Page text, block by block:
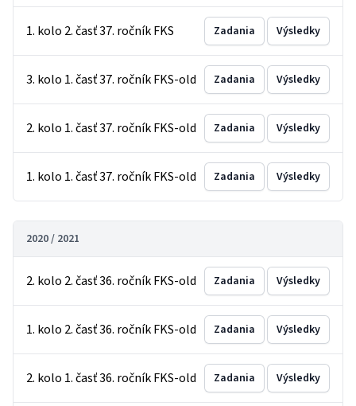
1. kolo 2. časť 37. ročník FKS Zadania Výsledky
3. kolo 1. časť 37. ročník FKS-old Zadania Výsledky
2. kolo 1. časť 37. ročník FKS-old Zadania Výsledky
1. kolo 1. časť 37. ročník FKS-old Zadania Výsledky
2020 / 2021
2. kolo 2. časť 36. ročník FKS-old Zadania Výsledky
1. kolo 2. časť 36. ročník FKS-old Zadania Výsledky
2. kolo 1. časť 36. ročník FKS-old Zadania Výsledky